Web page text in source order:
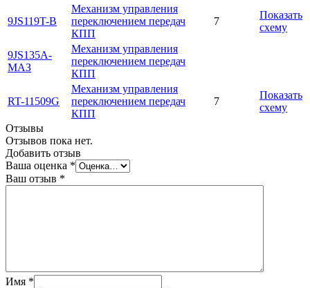
9JS119T-B
Механизм управления
переключением передач
КПП
7
Показать
схему
9JS135A-
МАЗ
Механизм управления
переключением передач
КПП
RT-11509G
Механизм управления
переключением передач
КПП
7
Показать
схему
Отзывы
Отзывов пока нет.
Добавить отзыв
Ваша оценка *
Ваш отзыв *
Имя *